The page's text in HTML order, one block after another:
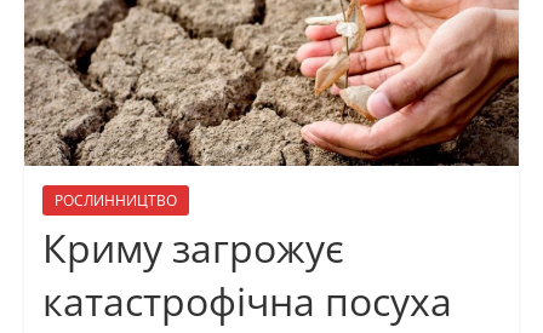
РОСЛИННИЦТВО
Криму загрожує
катастрофічна посуха